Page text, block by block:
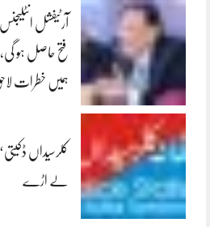
آرٹیفشل
ہمیں خطرات
لے اڑے